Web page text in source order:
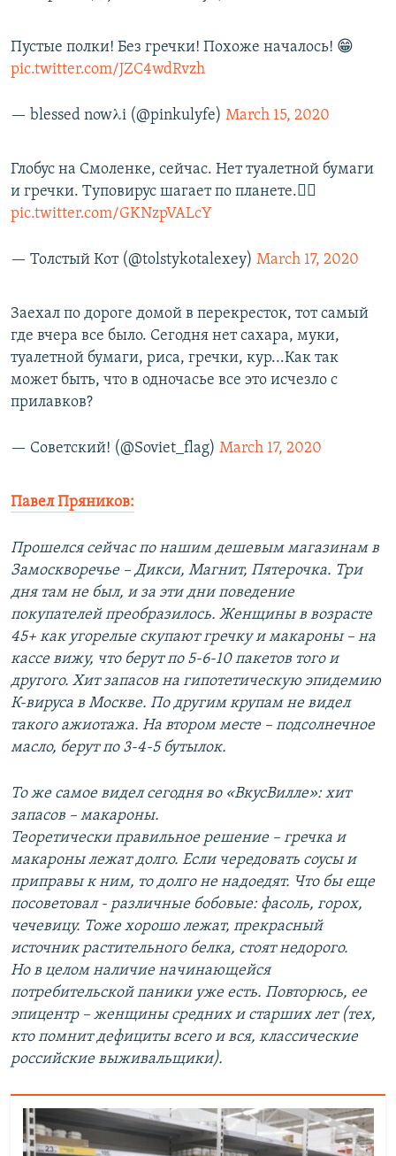
Пустые полки! Без гречки! Похоже началось! 😁
pic.twitter.com/JZC4wdRvzh
— blessed nowλi (@pinkulyfe) March 15, 2020
Глобус на Смоленке, сейчас. Нет туалетной бумаги
и гречки. Туповирус шагает по планете.🤦‍♂️
pic.twitter.com/GKNzpVALcY
— Толстый Кот (@tolstykotalexey) March 17, 2020
Заехал по дороге домой в перекресток, тот самый
где вчера все было. Сегодня нет сахара, муки,
туалетной бумаги, риса, гречки, кур...Как так
может быть, что в одночасье все это исчезло с
прилавков?
— Советский! (@Soviet_flag) March 17, 2020
Павел Пряников:
Прошелся сейчас по нашим дешевым магазинам в
Замоскворечье – Дикси, Магнит, Пятерочка. Три
дня там не был, и за эти дни поведение
покупателей преобразилось. Женщины в возрасте
45+ как угорелые скупают гречку и макароны – на
кассе вижу, что берут по 5-6-10 пакетов того и
другого. Хит запасов на гипотетическую эпидемию
К-вируса в Москве. По другим крупам не видел
такого ажиотажа. На втором месте – подсолнечное
масло, берут по 3-4-5 бутылок.
То же самое видел сегодня во «ВкусВилле»: хит
запасов – макароны.
Теоретически правильное решение – гречка и
макароны лежат долго. Если чередовать соусы и
приправы к ним, то долго не надоедят. Что бы еще
посоветовал - различные бобовые: фасоль, горох,
чечевицу. Тоже хорошо лежат, прекрасный
источник растительного белка, стоят недорого.
Но в целом наличие начинающейся
потребительской паники уже есть. Повторюсь, ее
эпицентр – женщины средних и старших лет (тех,
кто помнит дефициты всего и вся, классические
российские выживальщики).